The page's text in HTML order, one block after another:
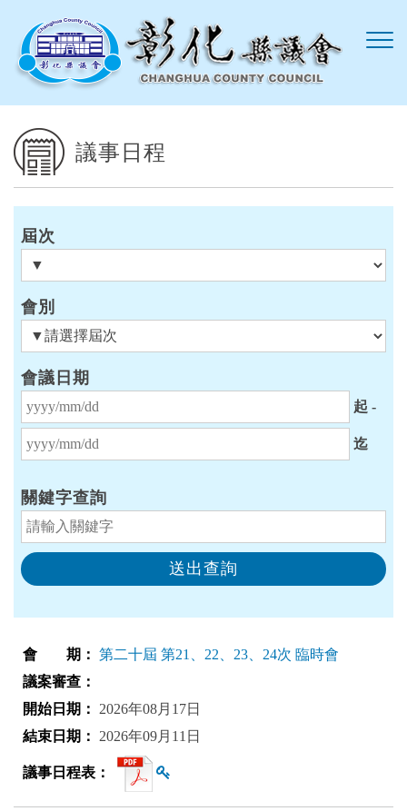
議事日程
屆次
會別
會議日期
起始日期
起 -
結束日期 迄
關鍵字查詢
第二十屆 第21、22、23、24次 臨時會
2026年08月17日
2026年09月11日